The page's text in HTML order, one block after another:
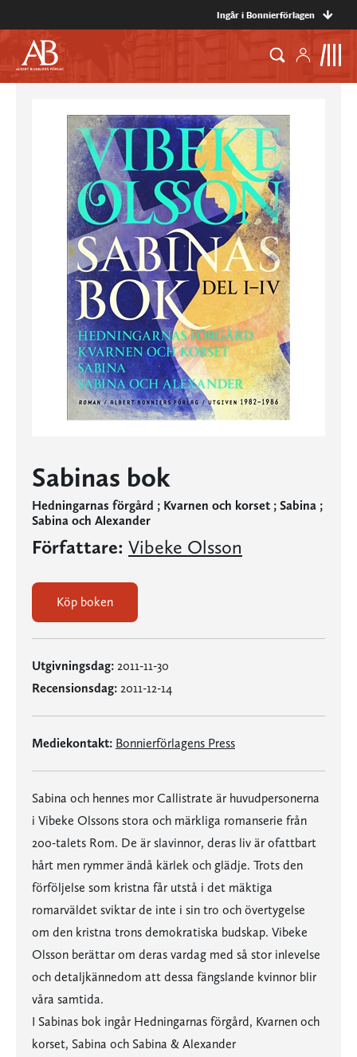
Ingår i Bonnierförlagen
Sabinas bok
Hedningarnas förgård ; Kvarnen och korset ; Sabina ;
Sabina och Alexander
Författare: Vibeke Olsson
Köp boken
Utgivningsdag: 2011-11-30
Recensionsdag: 2011-12-14
Mediekontakt: Bonnierförlagens Press
Sabina och hennes mor Callistrate är huvudpersonerna
i Vibeke Olssons stora och märkliga romanserie från
200-talets Rom. De är slavinnor, deras liv är ofattbart
hårt men rymmer ändå kärlek och glädje. Trots den
förföljelse som kristna får utstå i det mäktiga
romarväldet sviktar de inte i sin tro och övertygelse
om den kristna trons demokratiska budskap. Vibeke
Olsson berättar om deras vardag med så stor inlevelse
och detaljkännedom att dessa fängslande kvinnor blir
våra samtida.
I Sabinas bok ingår Hedningarnas förgård, Kvarnen och
korset, Sabina och Sabina & Alexander